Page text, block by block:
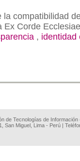
la compatibilidad
Ex Corde
, identidad
de Tecnologías de
San Miguel, Lima - Perú |